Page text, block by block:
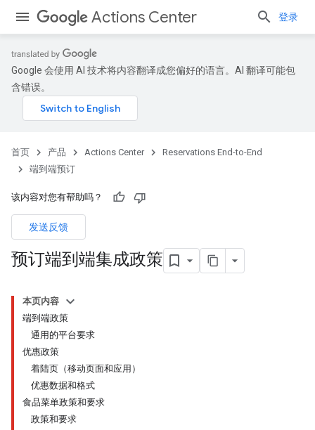
Actions Center 登录
Google 会使用 AI 技术将内容翻译成您偏好的语言。AI 翻译可能包
含错误。
首页 产品 Actions Center
Reservations End-to-End
端到端预订
该内容对您有帮助吗？
发送反馈
预订端到端集成政策
本页内容
端到端政策
通用的平台要求
优惠政策
着陆页（移动页面和应用）
优惠数据和格式
食品菜单政策和要求
政策和要求